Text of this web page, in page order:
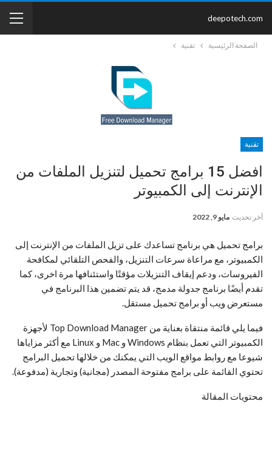
deepotech.com
الصفحة الرئيسية تقنية
تقنية
افضل 15 برامج تحميل لتنزيل الملفات من
الإنترنت إلى الكمبيوتر
آخر تحديث مايو 9, 2022
برامج تحميل هي برنامج تساعدك على تزيل الملفات من الإنترنت إلى
الكمبيوتر، مع مراعاة سرعات التنزيل، والفحص التلقائي لمكافحة
الفيروسات، ودعم إيقاف التنزيلات مؤقتًا واستئنافها مرة اخرى، كما
تقدم أيضًا برنامج جدولة مدمج، قد يتم تضمين هذا البرنامج في
مستعرض ويب أو برامج تحميل مستقل.
فيما يلي قائمة منتقاة بعناية من Top Download Manager لأجهزة
الكمبيوتر التي تعمل بنظام Windows و Mac و Linux مع أكثر مزاياها
شيوعا مع روابط مواقع الويب التي يمكنك من خلالها تحميل البرامج
تحتوي القائمة على برامج مفتوحة المصدر (مجانية) وتجارية (مدفوعة).
محتويات المقالة